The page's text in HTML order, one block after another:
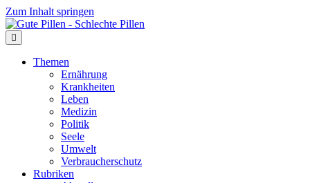
Zum Inhalt springen
Themen
Ernährung
Krankheiten
Leben
Medizin
Politik
Seele
Umwelt
Verbraucherschutz
Rubriken